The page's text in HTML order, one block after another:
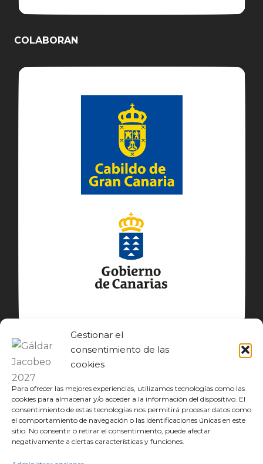
Gestionar el
consentimiento de las
cookies
Para ofrecer las mejores experiencias, utilizamos tecnologías como las
cookies para almacenar y/o acceder a la información del dispositivo. El
consentimiento de estas tecnologías nos permitirá procesar datos como
el comportamiento de navegación o las identificaciones únicas en este
sitio. No consentir o retirar el consentimiento, puede afectar
negativamente a ciertas características y funciones.
COLABORAN
© GÁLDAR JACOBEO 2027
CONOCE